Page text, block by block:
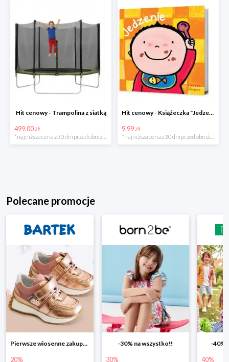
Hit cenowy - Trampolina z siatką
499.00 zł
Hit cenowy - Książeczka "Jedzenie"
9.99 zł
Polecane promocje
Pierwsze wiosenne zakupy -20% -30% na wszystko!! -40% na drugą